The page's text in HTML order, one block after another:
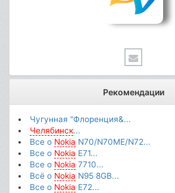
Рекомендации
Чугунная "Флоренция&...
Челябинск...
Все о Nokia N70/N70ME/N72...
Все о Nokia E71...
Все о Nokia 7710...
Всё о Nokia N95 8GB...
Все о Nokia E72...